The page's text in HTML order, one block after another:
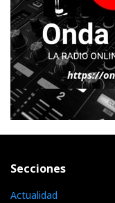
Secciones
Actualidad